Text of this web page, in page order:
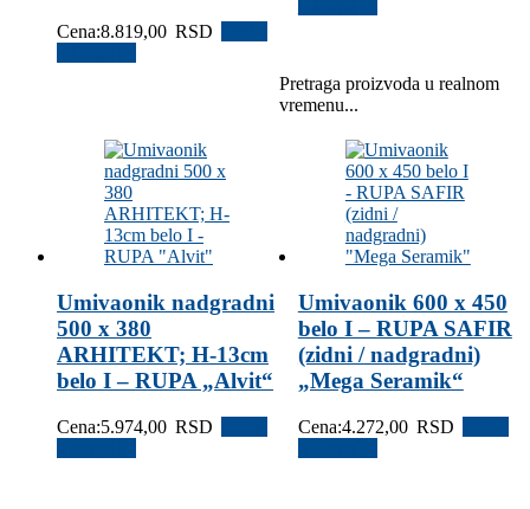
Cena:8.819,00 RSD
Umivaonik nadgradni
500 x 380
ARHITEKT; H-13cm
belo I – RUPA „Alvit“
Cena:5.974,00 RSD
Umivaonik 600 x 450
belo I – RUPA SAFIR
(zidni / nadgradni)
„Mega Seramik“
Cena:4.272,00 RSD
Pretraga proizvoda u realnom
vremenu...